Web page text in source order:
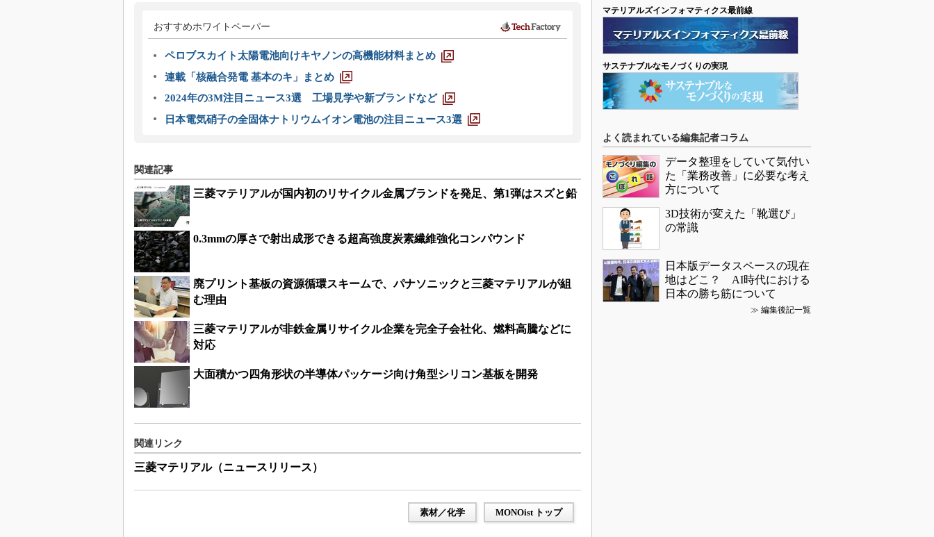
おすすめホワイトペーパー
ペロブスカイト太陽電池向けキヤノンの高機能材料まとめ
連載「核融合発電 基本のキ」まとめ
2024年の3M注目ニュース3選 工場見学や新ブランドなど
日本電気硝子の全固体ナトリウムイオン電池の注目ニュース3選
関連記事
三菱マテリアルが国内初のリサイクル金属ブランドを発足、第1弾はスズと鉛
0.3mmの厚さで射出成形できる超高強度炭素繊維強化コンパウンド
廃プリント基板の資源循環スキームで、パナソニックと三菱マテリアルが組
む理由
三菱マテリアルが非鉄金属リサイクル企業を完全子会社化、燃料高騰などに
対応
大面積かつ四角形状の半導体パッケージ向け角型シリコン基板を開発
関連リンク
三菱マテリアル（ニュースリリース）
素材／化学 MONOist トップ
マテリアルズインフォマティクス最前線
サステナブルなモノづくりの実現
よく読まれている編集記者コラム
データ整理をしていて気付い
た「業務改善」に必要な考え
方について
3D技術が変えた「靴選び」
の常識
日本版データスペースの現在
地はどこ？ AI時代における
日本の勝ち筋について
≫ 編集後記一覧